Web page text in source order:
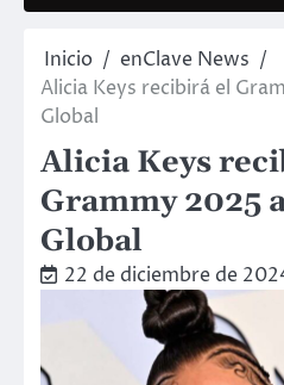
Inicio
enClave News
Alicia Keys recibirá el
Global
Alicia Keys
Grammy 2025
Global
22 de diciembre de